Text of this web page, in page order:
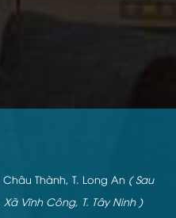
Thành, T. Long An ( Sau
Vĩnh Công, T. Tây Ninh )